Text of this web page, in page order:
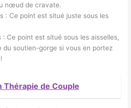
nœud de cravate.
: Ce point est situé juste sous les
: Ce point est situé sous les aisselles,
du soutien-gorge si vous en portez
Thérapie de Couple